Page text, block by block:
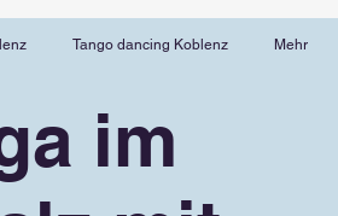
Tango dancing Koblenz Mehr
im